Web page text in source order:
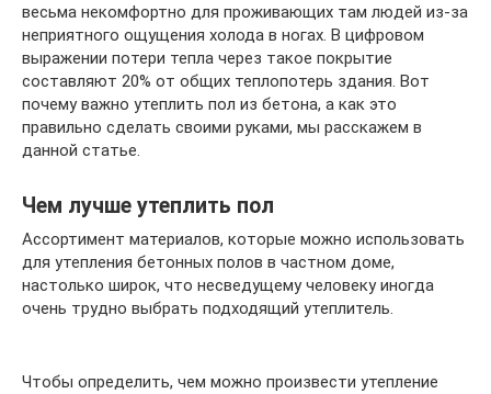
весьма некомфортно для проживающих там людей из-за
неприятного ощущения холода в ногах. В цифровом
выражении потери тепла через такое покрытие
составляют 20% от общих теплопотерь здания. Вот
почему важно утеплить пол из бетона, а как это
правильно сделать своими руками, мы расскажем в
данной статье.
Чем лучше утеплить пол
Ассортимент материалов, которые можно использовать
для утепления бетонных полов в частном доме,
настолько широк, что несведущему человеку иногда
очень трудно выбрать подходящий утеплитель.
Чтобы определить, чем можно произвести утепление